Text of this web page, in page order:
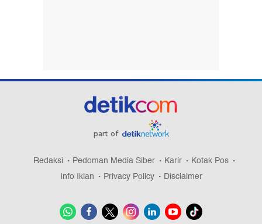
part of
Redaksi Pedoman Media Siber Karir
Kotak Pos
Info Iklan
Privacy Policy Disclaimer